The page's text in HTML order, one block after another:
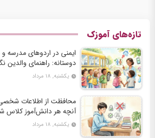
تازه‌های آموزک
ایمنی در اردوهای مدرسه
دوستانه: راهنمای والدین
یکشنبه, ۱۸ مرداد
محافظت از اطلاعات
آنچه هر دانش‌آموز کلاس
یکشنبه, ۱۸ مرداد